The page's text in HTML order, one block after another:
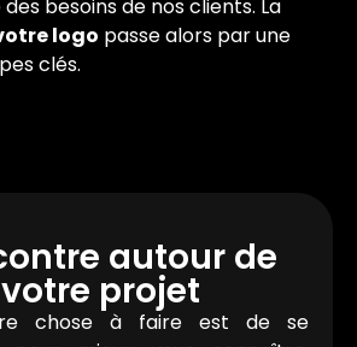
besoins de nos clients. La
logo passe alors par une
clés.
autour de
votre projet
chose à faire est de se